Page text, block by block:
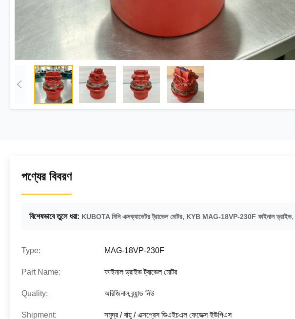
পণ্যের বিবরণ
বিশেষভাবে তুলে ধরা: KUBOTA মিনি এক্সক্যাভেটর ট্রাভেল মোটর, KYB MAG-18VP-230F ফাইনাল ড্রাইভ,
Type: MAG-18VP-230F
Part Name: ফাইনাল ড্রাইভ ট্রাভেল মোটর
Quality: অরিজিনাল ব্র্যান্ড নিউ
Shipment: সমুদ্র / বায়ু / এক্সপ্রেস ডিএইচএল ফেডেক্স ইউপিএস